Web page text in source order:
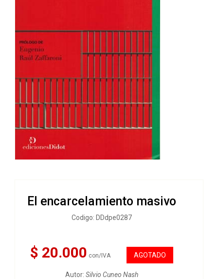
El encarcelamiento masivo
Codigo: DDdpe0287
$ 20.000 con/IVA AGOTADO
Autor: Silvio Cuneo Nash